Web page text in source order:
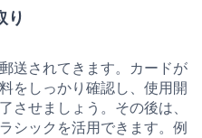
り
送されてきます。カードが
をしっかり確認し、使用開
させましょう。その後は、
シックを活用できます。例